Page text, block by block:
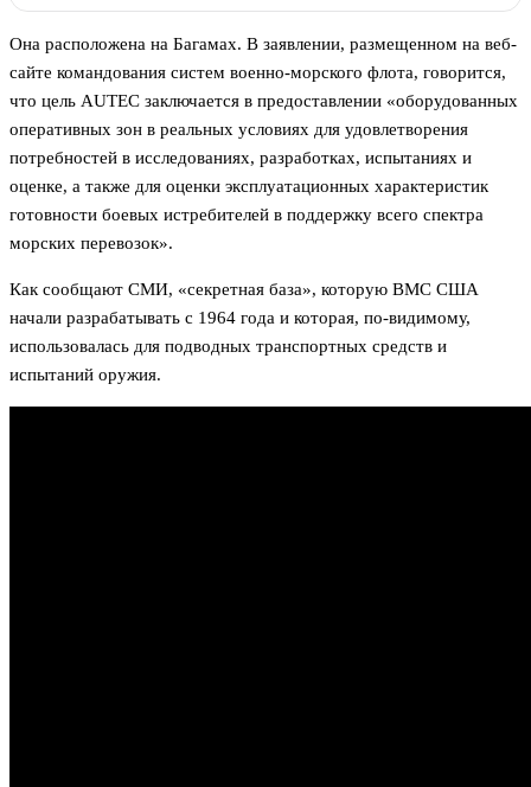
Она расположена на Багамах. В заявлении, размещенном на веб-
сайте командования систем военно-морского флота, говорится,
что цель AUTEC заключается в предоставлении «оборудованных
оперативных зон в реальных условиях для удовлетворения
потребностей в исследованиях, разработках, испытаниях и
оценке, а также для оценки эксплуатационных характеристик
готовности боевых истребителей в поддержку всего спектра
морских перевозок».
Как сообщают СМИ, «секретная база», которую ВМС США
начали разрабатывать с 1964 года и которая, по-видимому,
использовалась для подводных транспортных средств и
испытаний оружия.